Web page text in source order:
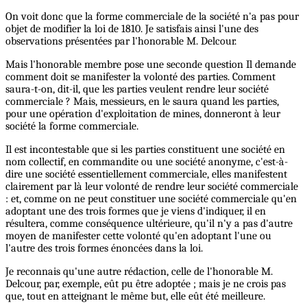
On voit donc que la forme commerciale de la société n'a pas pour
objet de modifier la loi de 1810. Je satisfais ainsi l'une des
observations présentées par l'honorable M. Delcour.
Mais l'honorable membre pose une seconde question Il demande
comment doit se manifester la volonté des parties. Comment
saura-t-on, dit-il, que les parties veulent rendre leur société
commerciale ? Mais, messieurs, en le saura quand les parties,
pour une opération d'exploitation de mines, donneront à leur
société la forme commerciale.
Il est incontestable que si les parties constituent une société en
nom collectif, en commandite ou une société anonyme, c'est-à-
dire une société essentiellement commerciale, elles manifestent
clairement par là leur volonté de rendre leur société commerciale
: et, comme on ne peut constituer une société commerciale qu'en
adoptant une des trois formes que je viens d'indiquer, il en
résultera, comme conséquence ultérieure, qu'il n'y a pas d'autre
moyen de manifester cette volonté qu'en adoptant l'une ou
l'autre des trois formes énoncées dans la loi.
Je reconnais qu'une autre rédaction, celle de l'honorable M.
Delcour, par, exemple, eût pu être adoptée ; mais je ne crois pas
que, tout en atteignant le même but, elle eût été meilleure.